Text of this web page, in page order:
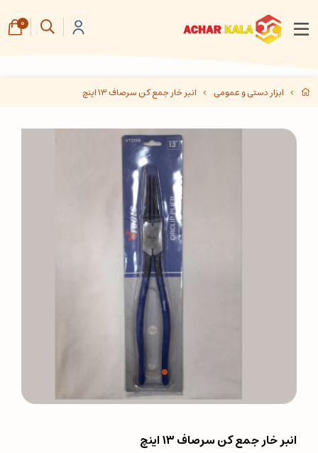
ابزار دستی و عمومی انبر خار جمع کن سرصاف ۱۳ اینچ
انبر خار جمع کن سرصاف ۱۳ اینچ
0